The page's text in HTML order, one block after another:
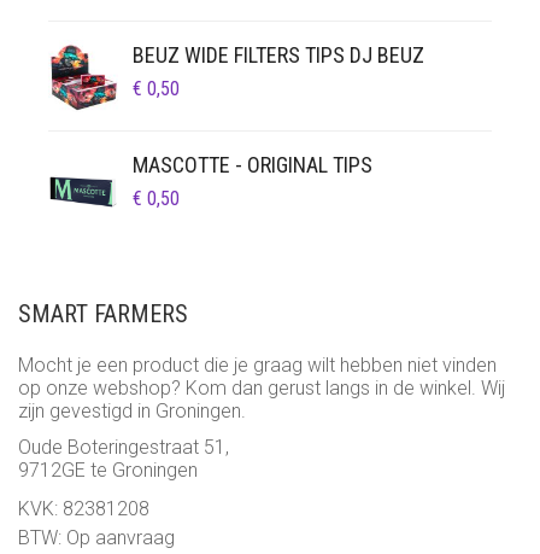
BEUZ WIDE FILTERS TIPS DJ BEUZ
€ 0,50
MASCOTTE - ORIGINAL TIPS
€ 0,50
SMART FARMERS
Mocht je een product die je graag wilt hebben niet vinden
op onze webshop? Kom dan gerust langs in de winkel. Wij
zijn gevestigd in Groningen.
Oude Boteringestraat 51,
9712GE te Groningen
KVK: 82381208
BTW: Op aanvraag